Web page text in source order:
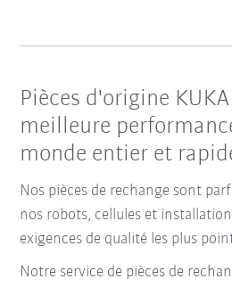
Pièces d'origine
meilleure
monde entier et
Nos pièces de rechange sont
nos robots, cellules et
exigences de qualité les plus
Notre service de pièces de